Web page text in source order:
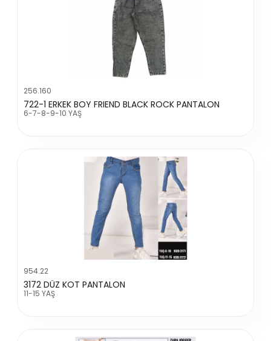
256.160
722-1 ERKEK BOY FRIEND BLACK ROCK PANTALON
6-7-8-9-10 YAŞ
954.22
3172 DÜZ KOT PANTALON
11-15 YAŞ